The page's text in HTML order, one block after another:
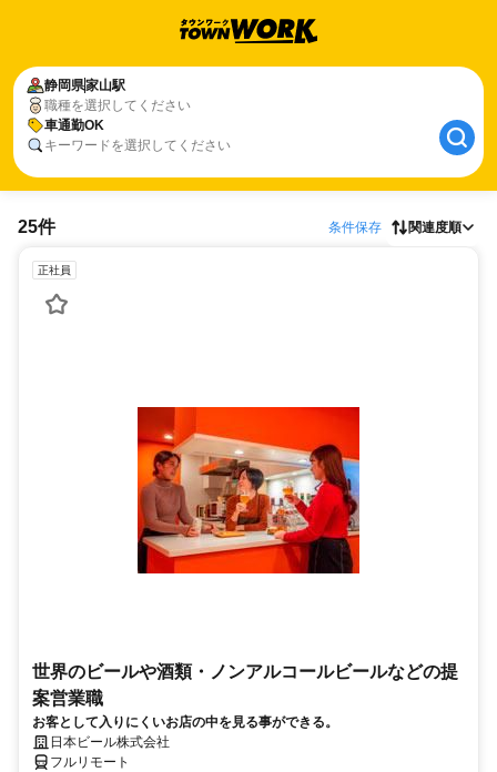
静岡県家山駅
職種を選択してください
車通勤OK
キーワードを選択してください
25件 条件保存 関連度順
正社員
世界のビールや酒類・ノンアルコールビールなどの提
案営業職
お客として入りにくいお店の中を見る事ができる。
日本ビール株式会社
フルリモート